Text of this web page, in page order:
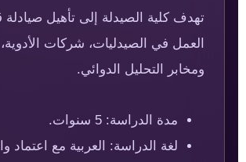
تهدف كلية الصيدلة إلى تأهيل
العمل في الصيدليات، شركات
ومخابر التحليل الدوائي.
مدة الدراسة: 5 سنوات.
لغة الدراسة: العربية مع اعتماد